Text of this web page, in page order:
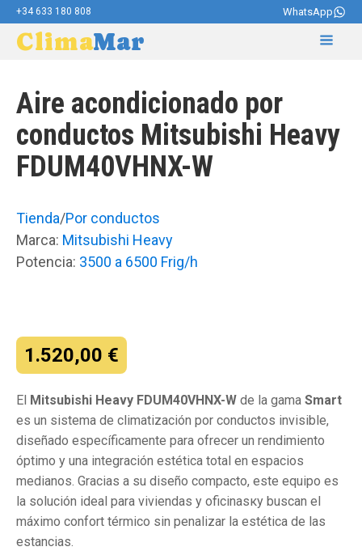
+34 633 180 808 WhatsApp
ClimaMar
Aire acondicionado por
conductos Mitsubishi Heavy
FDUM40VHNX-W
Tienda/Por conductos
Marca: Mitsubishi Heavy
Potencia: 3500 a 6500 Frig/h
1.520,00 €
El Mitsubishi Heavy FDUM40VHNX-W de la gama Smart
es un sistema de climatización por conductos invisible,
diseñado específicamente para ofrecer un rendimiento
óptimo y una integración estética total en espacios
medianos. Gracias a su diseño compacto, este equipo es
la solución ideal para viviendas y oficinasку buscan el
máximo confort térmico sin penalizar la estética de las
estancias.